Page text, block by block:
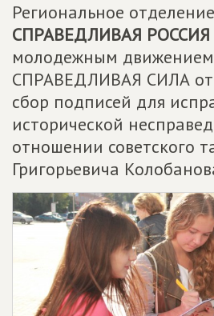
Региональное
СПРАВЕДЛИВАЯ РОССИЯ
молодежным движением
СПРАВЕДЛИВАЯ СИЛА
сбор подписей для
исторической
отношении советского
Григорьевича